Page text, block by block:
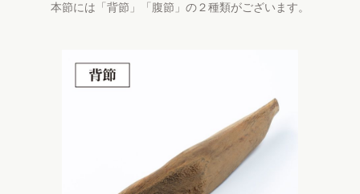
本節には「背節」「腹節」の２種類がございます。